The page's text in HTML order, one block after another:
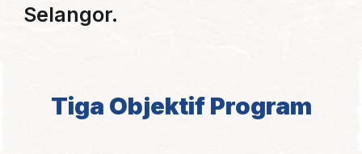
Selangor.
Tiga Objektif Program